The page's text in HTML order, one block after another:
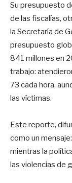
Su presupuesto
de las fiscalías,
la Secretaría de
presupuesto
841 millones en
trabajo:
73 cada hora,
las víctimas.
Este reporte,
como un
mientras la
las violencias de